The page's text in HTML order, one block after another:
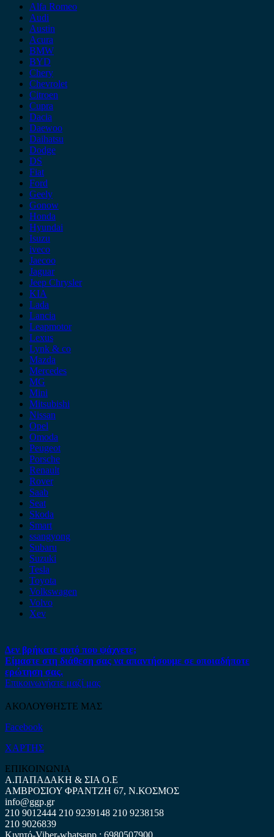
Alfa Romeo
Audi
Austin
Acura
BMW
BYD
Chery
Chevrolet
Citroen
Cupra
Dacia
Daewoo
Daihatsu
Dodge
DS
Fiat
Ford
Geely
Gonow
Honda
Hyundai
Isuzu
iveco
Jaecoo
Jaguar
Jeep Chrysler
KIA
Lada
Lancia
Leapmotor
Lexus
Lynk & co
Mazda
Mercedes
MG
Mini
Mitsubishi
Nissan
Opel
Omoda
Peugeot
Porsche
Renault
Rover
Saab
Seat
Skoda
Smart
ssangyong
Subaru
Suzuki
Tesla
Toyota
Volkswagen
Volvo
Xev
Δεν βρήκατε αυτό που ψάχνετε;
Είμαστε στη διάθεση σας να απαντήσουμε σε οποιαδήποτε
ερώτηση σας.
Επικοινωνήστε μαζί μας
ΑΚΟΛΟΥΘΗΣΤΕ ΜΑΣ
Facebook
ΧΑΡΤΗΣ
ΕΠΙΚΟΙΝΩΝΙΑ
Α.ΠΑΠΑΔΑΚΗ & ΣΙΑ Ο.Ε
ΑΜΒΡΟΣΙΟΥ ΦΡΑΝΤΖΗ 67, Ν.ΚΟΣΜΟΣ
info@ggp.gr
210 9012444 210 9239148 210 9238158
210 9026839
Κινητό-Viber-whatsapp : 6980507900